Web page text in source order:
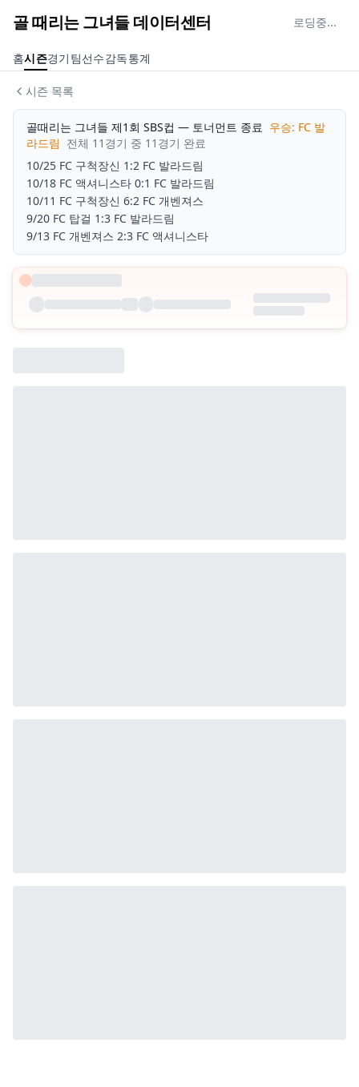
골 때리는 그녀들 데이터센터 로딩중...
홈시즌경기 팀선수감독통계
시즌 목록
골때리는 그녀들 제1회 SBS컵 — 토너먼트 종료 우승: FC 발
라드림 전체 11 경기 중 11 경기 완료
10/25 FC 구척장신 1 :2 FC 발라드림
10/18 FC 액셔니스타 0:1 FC 발라드림
10/11 FC 구척장신 6:2 FC 개벤져스
9/20 FC 탑걸 1 :3 FC 발라드림
9/13 FC 개벤져스 2:3 FC 액셔니스타